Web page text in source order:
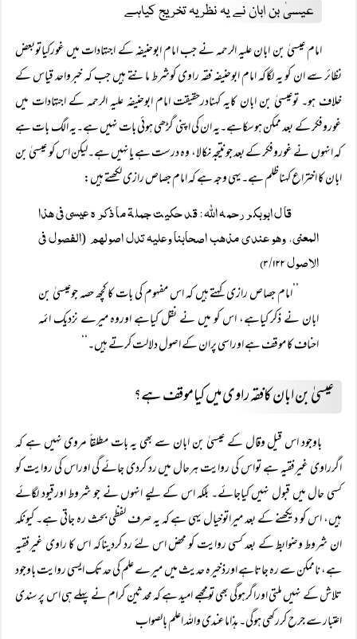
عیسیٰ بن ابان نے یہ نظریہ تخریج کیاہے
امام عیسیٰ بن ابان علیہ الرحمہ نے جب امام ابوحنیفہ کے اجتہادات میں غورکیاتوبعض
نظائر سے ان کو یہ لگاکہ امام ابوحنیفہ فقہ راوی کوشرط مانتے ہیں جب کہ خبرواحد قیاس کے
خلاف ہو۔ توعیسیٰ بن ابان کایہ کہنادرحقیقت امام ابوحنیفہ علیہ الرحمہ کے اجتہادات میں
غوروفکر کے بعد ممکن ہوسکاہے۔یہ ان کی اپنی گڑھی ہوئی بات نہیں ہے۔یہ الگ بات ہے
کہ انہوں نے غوروفکر کے بعد جونتیجہ نکالا، وہ درست ہے یانہیں ہے۔لیکن اس کو عیسیٰ بن
ابان کا اختراع کہناظلم ہے۔یہی وجہ ہے کہ امام جصاص رازی لکھتے ہیں:
قال ابوبکر رحمہ اللہ: قد حکیت جملۃ ما ذکرہ عیسی فی ھذا
المعنی، وھو عندی مذھب اصحابنا وعلیہ تدل اصولھم (الفصول فی
الاصول ۳/۱۲۲)
’’امام جصاص رازی کہتے ہیں کہ اس مفہوم کی بات کا کچھ حصہ جوعیسیٰ بن
ابان نے ذکر کیاہے، اس کو میں نے نقل کیاہے اوروہ میرے نزدیک ائمہ
احناف کا موقف ہے اوراسی پران کے اصول دلالت کرتے ہیں۔‘‘
عیسیٰ بن ابان کافقہ راوی میں کیاموقف ہے؟
باوجود اس قیل وقال کے عیسیٰ بن ابان سے بھی یہ بات مطلقاً مروی نہیں ہے کہ
اگرراوی غیرفقیہ ہے تواس کی روایت ہرحال میں رد کردی جائے گی اوراس کی روایت کو
کسی حال میں قبول نہیں کیاجائے۔ بلکہ اس کے لیے انہوں نے جو شروط اورقیود لگائے
ہیں، اس کو دیکھنے کے بعد میراتوخیال یہی ہے کہ یہ صرف لفظی بحث رہ جاتی ہے۔ کیونکہ
ان شروط وضوابط کے بعد کسی روایت کو محض اس لئے رد کردیناکہ اس کا راوی غیرفقیہ
ہے، ناممکن سے رہ جاتاہے اورذخیرہ حدیث میں میرے علم کی حد تک ایسی روایت باوجود
تلاش کے نہیں ملتی اوراگرہوگی بھی تومجھے امید ہے کہ محدثین کرام نے پہلے ہی اس پر سندی
اعتبار سے جرح کررکھی ہوگی۔ ہذاماعندی واللہ اعلم بالصواب